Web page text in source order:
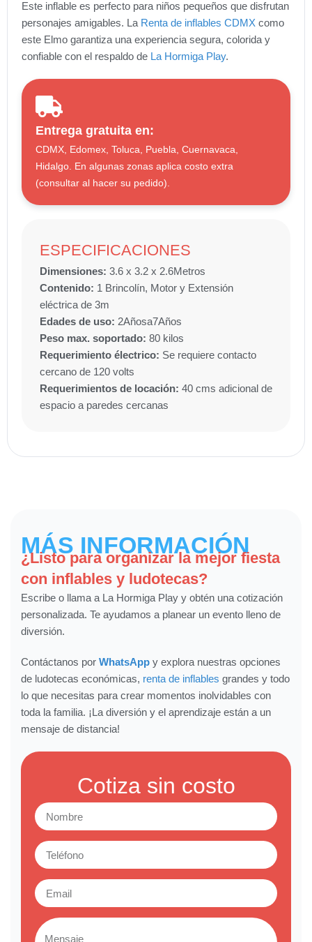
Este inflable es perfecto para niños pequeños que disfrutan
personajes amigables. La Renta de inflables CDMX como
este Elmo garantiza una experiencia segura, colorida y
confiable con el respaldo de La Hormiga Play.
Entrega gratuita en:
CDMX, Edomex, Toluca, Puebla, Cuernavaca,
Hidalgo. En algunas zonas aplica costo extra
(consultar al hacer su pedido).
ESPECIFICACIONES
Dimensiones: 3.6 x 3.2 x 2.6Metros
Contenido: 1 Brincolín, Motor y Extensión
eléctrica de 3m
Edades de uso: 2Añosa7Años
Peso max. soportado: 80 kilos
Requerimiento électrico: Se requiere contacto
cercano de 120 volts
Requerimientos de locación: 40 cms adicional de
espacio a paredes cercanas
MÁS INFORMACIÓN
¿Listo para organizar la mejor fiesta
con inflables y ludotecas?
Escribe o llama a La Hormiga Play y obtén una cotización
personalizada. Te ayudamos a planear un evento lleno de
diversión.
Contáctanos por WhatsApp y explora nuestras opciones
de ludotecas económicas, renta de inflables grandes y todo
lo que necesitas para crear momentos inolvidables con
toda la familia. ¡La diversión y el aprendizaje están a un
mensaje de distancia!
Cotiza sin costo